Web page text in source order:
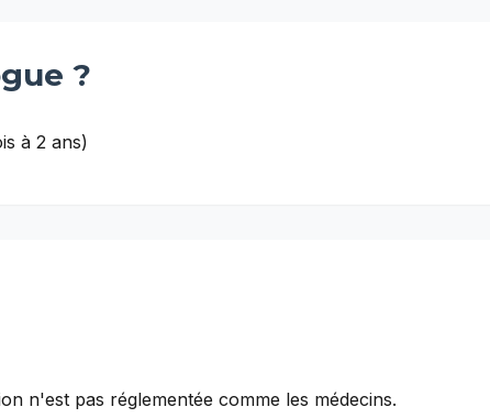
?
à 2 ans)
n'est pas réglementée comme les médecins.